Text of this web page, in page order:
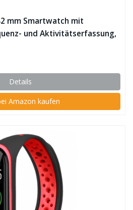
mm Smartwatch mit
und Aktivitätserfassung,
Akkulaufzeit (Aluminium
Details
Amazon kaufen